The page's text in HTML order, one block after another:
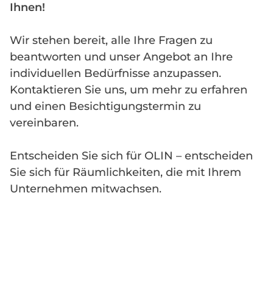
Ihnen!
Wir stehen bereit, alle Ihre Fragen zu
beantworten und unser Angebot an Ihre
individuellen Bedürfnisse anzupassen.
Kontaktieren Sie uns, um mehr zu erfahren
und einen Besichtigungstermin zu
vereinbaren.
Entscheiden Sie sich für OLIN – entscheiden
Sie sich für Räumlichkeiten, die mit Ihrem
Unternehmen mitwachsen.